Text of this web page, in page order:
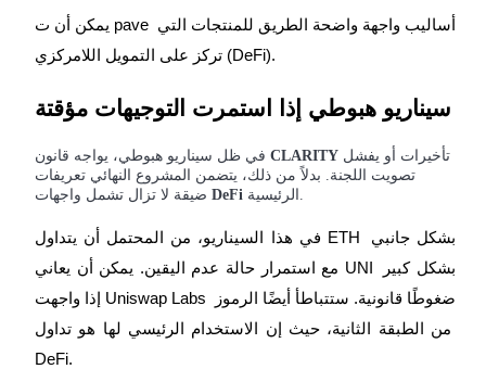
المزيد من الفعاليات
اربح الجوائز والمكافآت الحصرية
يمكن أن ت pave أساليب واجهة واضحة الطريق للمنتجات التي
تركز على التمويل اللامركزي (DeFi).
سيناريو هبوطي إذا استمرت التوجيهات مؤقتة
CLARITY
تصويت اللجنة. بدلاً من ذلك، يتضمن المشروع النهائي تعريفات
DeFi
في هذا السيناريو، من المحتمل أن يتداول ETH بشكل جانبي
مع استمرار حالة عدم اليقين. يمكن أن يعاني UNI بشكل كبير
إذا واجهت Uniswap Labs ضغوطًا قانونية. ستتباطأ أيضًا الرموز
من الطبقة الثانية، حيث إن الاستخدام الرئيسي لها هو تداول
DeFi.